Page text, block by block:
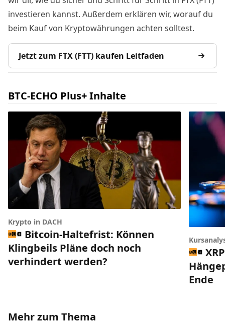
investieren kannst. Außerdem erklären wir, worauf du
beim Kauf von Kryptowährungen achten solltest.
Jetzt zum FTX (FTT) kaufen Leitfaden
BTC-ECHO Plus+ Inhalte
Krypto in DACH
Bitcoin-Haltefrist: Können
Klingbeils Pläne doch noch
verhindert werden?
Ende
Mehr zum Thema